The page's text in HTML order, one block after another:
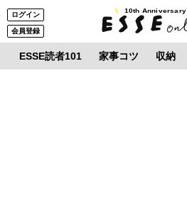
ログイン
会員登録
10th Anniversary
ESSE読者101 家事コツ 収納